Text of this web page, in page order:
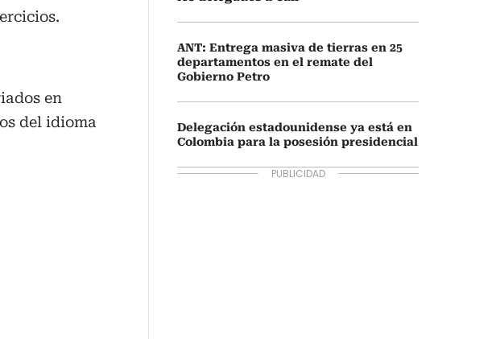
en
del idioma
ANT: Entrega masiva de tierras en 25
departamentos en el remate del
Gobierno Petro
Delegación estadounidense ya está en
Colombia para la posesión presidencial